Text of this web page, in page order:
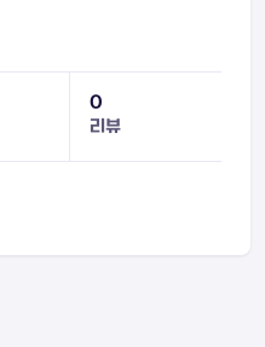
0
리뷰